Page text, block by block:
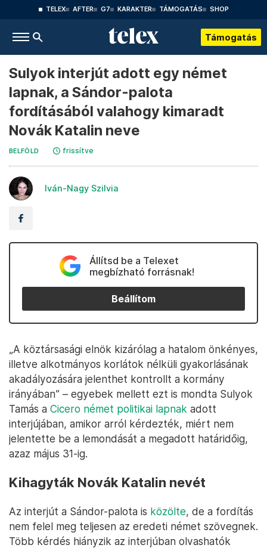
TELEX AFTER G7 KARAKTER TÁMOGATÁS SHOP
Támogatás
Sulyok interjút adott egy német
lapnak, a Sándor-palota
fordításából valahogy kimaradt
Novák Katalin neve
BELFÖLD frissítve
Iván-Nagy Szilvia
Állítsd be a Telexet
megbízható forrásnak!
Beállítom
„A köztársasági elnök kizárólag a hatalom önkényes,
illetve alkotmányos korlátok nélküli gyakorlásának
akadályozására jelenthet kontrollt a kormány
irányában” – egyebek mellett ezt is mondta Sulyok
Tamás a Cicero német politikai lapnak adott
interjújában, amikor arról kérdezték, miért nem
jelentette be a lemondását a megadott határidőig,
azaz május 31-ig.
Kihagyták Novák Katalin nevét
Az interjút a Sándor-palota is közölte, de a fordítás
nem felel meg teljesen az eredeti német szövegnek.
Több kérdés hiányzik az interjúban olvashatók